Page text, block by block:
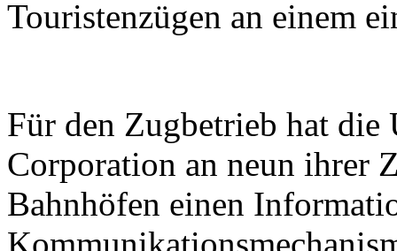
Touristenzügen an einem
Für den Zugbetrieb hat
Corporation an neun ihrer
Bahnhöfen einen